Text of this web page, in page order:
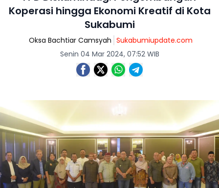
Koperasi hingga Ekonomi Kreatif di Kota
Sukabumi
Oksa Bachtiar Camsyah Sukabumiupdate.com
Senin 04 Mar 2024, 07:52 WIB